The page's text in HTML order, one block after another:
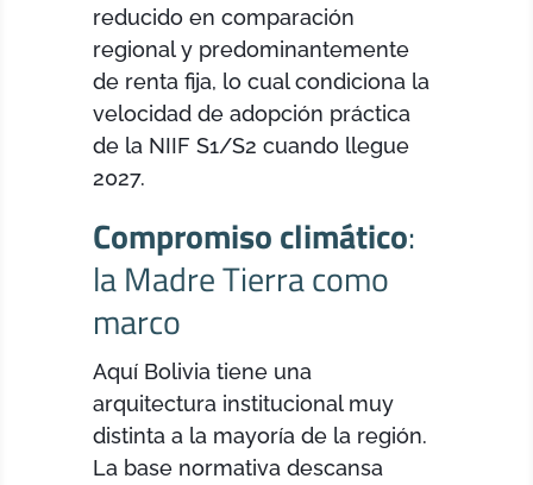
reducido en comparación
regional y predominantemente
de renta fija, lo cual condiciona la
velocidad de adopción práctica
de la NIIF S1/S2 cuando llegue
2027.
Compromiso climático:
la Madre Tierra como
marco
Aquí Bolivia tiene una
arquitectura institucional muy
distinta a la mayoría de la región.
La base normativa descansa